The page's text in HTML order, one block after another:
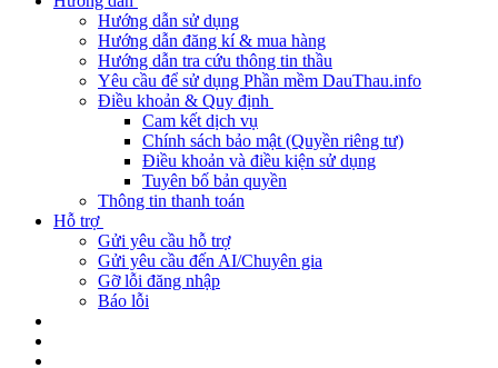
Hướng dẫn sử dụng
Hướng dẫn đăng kí & mua hàng
Hướng dẫn tra cứu thông tin thầu
Yêu cầu để sử dụng Phần mềm DauThau.info
Điều khoản & Quy định
Cam kết dịch vụ
Chính sách bảo mật (Quyền riêng tư)
Điều khoản và điều kiện sử dụng
Tuyên bố bản quyền
Thông tin thanh toán
Hỗ trợ
Gửi yêu cầu hỗ trợ
Gửi yêu cầu đến AI/Chuyên gia
Gỡ lỗi đăng nhập
Báo lỗi